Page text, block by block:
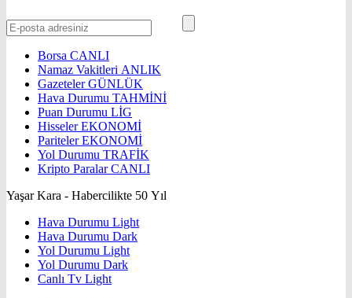
Borsa CANLI
Namaz Vakitleri ANLIK
GazetelerGÜNLÜK
Hava Durumu TAHMİNİ
Puan Durumu LİG
HisselerEKONOMİ
ParitelerEKONOMİ
Yol Durumu TRAFİK
Kripto ParalarCANLI
Yaşar Kara - Habercilikte 50 Yıl
Hava Durumu Light
Hava Durumu Dark
Yol Durumu Light
Yol Durumu Dark
Canlı Tv Light